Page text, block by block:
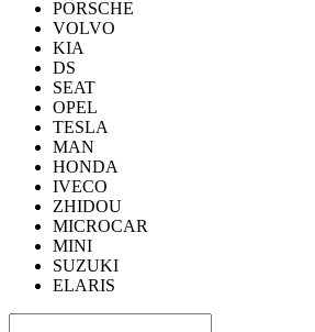
PORSCHE
VOLVO
KIA
DS
SEAT
OPEL
TESLA
MAN
HONDA
IVECO
ZHIDOU
MICROCAR
MINI
SUZUKI
ELARIS